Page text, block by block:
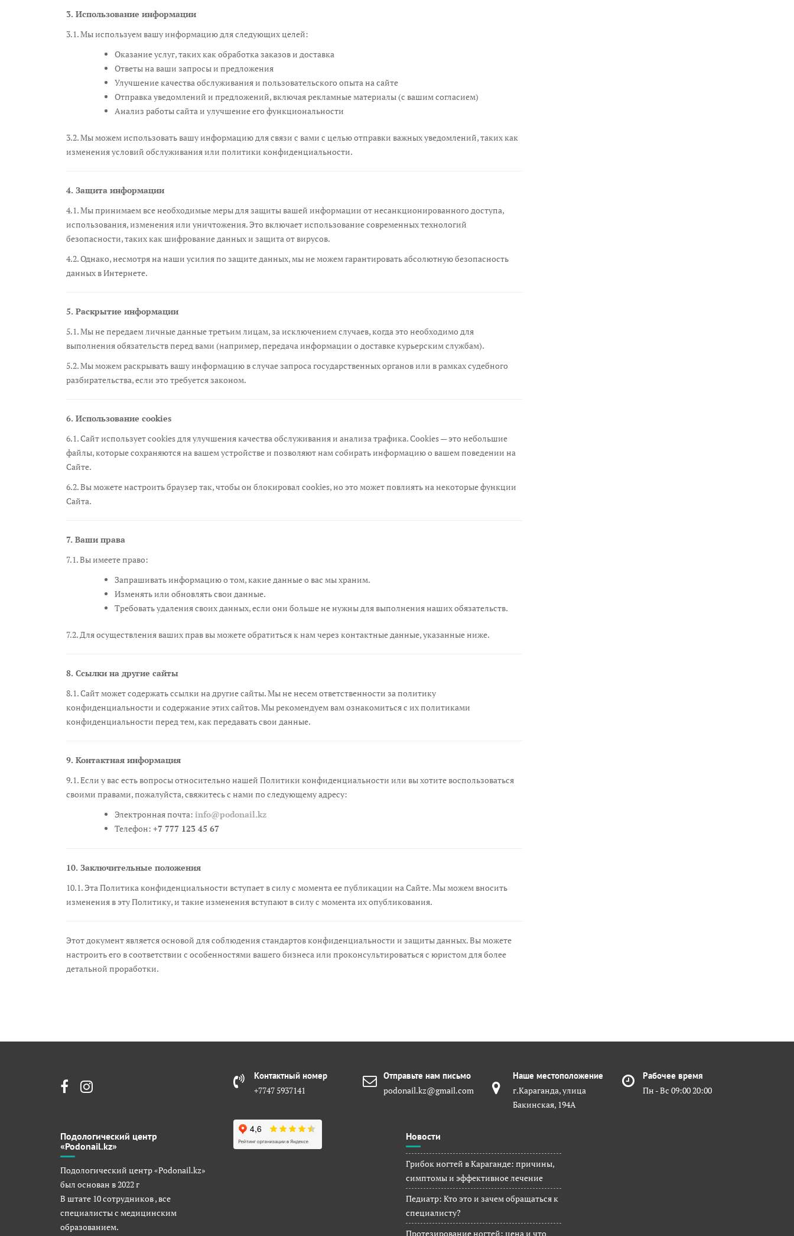
3. Использование информации
3.1. Мы используем вашу информацию для следующих целей:
Оказание услуг, таких как обработка заказов и доставка
Ответы на ваши запросы и предложения
Улучшение качества обслуживания и пользовательского опыта на сайте
Отправка уведомлений и предложений, включая рекламные материалы (с вашим согласием)
Анализ работы сайта и улучшение его функциональности
3.2. Мы можем использовать вашу информацию для связи с вами с целью отправки важных уведомлений, таких как
изменения условий обслуживания или политики конфиденциальности.
4. Защита информации
4.1. Мы принимаем все необходимые меры для защиты вашей информации от несанкционированного доступа,
использования, изменения или уничтожения. Это включает использование современных технологий
безопасности, таких как шифрование данных и защита от вирусов.
4.2. Однако, несмотря на наши усилия по защите данных, мы не можем гарантировать абсолютную безопасность
данных в Интернете.
5. Раскрытие информации
5.1. Мы не передаем личные данные третьим лицам, за исключением случаев, когда это необходимо для
выполнения обязательств перед вами (например, передача информации о доставке курьерским службам).
5.2. Мы можем раскрывать вашу информацию в случае запроса государственных органов или в рамках судебного
разбирательства, если это требуется законом.
6. Использование cookies
6.1. Сайт использует cookies для улучшения качества обслуживания и анализа трафика. Cookies — это небольшие
файлы, которые сохраняются на вашем устройстве и позволяют нам собирать информацию о вашем поведении на
Сайте.
6.2. Вы можете настроить браузер так, чтобы он блокировал cookies, но это может повлиять на некоторые функции
Сайта.
7. Ваши права
7.1. Вы имеете право:
Запрашивать информацию о том, какие данные о вас мы храним.
Изменять или обновлять свои данные.
Требовать удаления своих данных, если они больше не нужны для выполнения наших обязательств.
7.2. Для осуществления ваших прав вы можете обратиться к нам через контактные данные, указанные ниже.
8. Ссылки на другие сайты
8.1. Сайт может содержать ссылки на другие сайты. Мы не несем ответственности за политику
конфиденциальности и содержание этих сайтов. Мы рекомендуем вам ознакомиться с их политиками
конфиденциальности перед тем, как передавать свои данные.
9. Контактная информация
9.1. Если у вас есть вопросы относительно нашей Политики конфиденциальности или вы хотите воспользоваться
своими правами, пожалуйста, свяжитесь с нами по следующему адресу:
Электронная почта: info@podonail.kz
Телефон: +7 777 123 45 67
10. Заключительные положения
10.1. Эта Политика конфиденциальности вступает в силу с момента ее публикации на Сайте. Мы можем вносить
изменения в эту Политику, и такие изменения вступают в силу с момента их опубликования.
Этот документ является основой для соблюдения стандартов конфиденциальности и защиты данных. Вы можете
настроить его в соответствии с особенностями вашего бизнеса или проконсультироваться с юристом для более
детальной проработки.
Контактный номер
+7747 5937141
Отправьте нам письмо
podonail.kz@gmail.com
Наше местоположение
г.Караганда, улица
Бакинская, 194А
Рабочее время
Пн - Вс 09:00 20:00
Подологический центр
«Podonail.kz»
Подологический центр «Podonail.kz»
был основан в 2022 г
В штате 10 сотрудников , все
специалисты с медицинским
образованием.
Новости
Грибок ногтей в Караганде: причины,
симптомы и эффективное лечение
Педиатр: Кто это и зачем обращаться к
специалисту?
Протезирование ногтей: цена и что